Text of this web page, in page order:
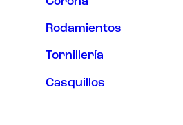
Rodamientos
Tornillería
Casquillos